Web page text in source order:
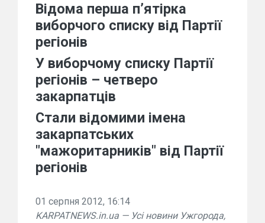
Відома перша п’ятірка
виборчого списку від Партії
регіонів
У виборчому списку Партії
регіонів – четверо
закарпатців
Стали відомими імена
закарпатських
"мажоритарників" від Партії
регіонів
01 серпня 2012, 16:14
KARPATNEWS.in.ua — Усі новини Ужгорода,